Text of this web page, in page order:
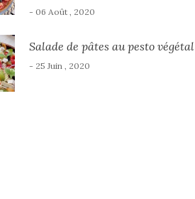
- 06 Août , 2020
Salade de pâtes au pesto végétal
- 25 Juin , 2020